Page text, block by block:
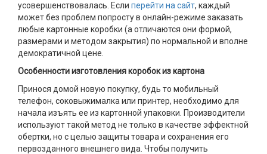
усовершенствовалась. Если перейти на сайт, каждый
может без проблем попросту в онлайн-режиме заказать
любые картонные коробки (а отличаются они формой,
размерами и методом закрытия) по нормальной и вполне
демократичной цене.
Особенности изготовления коробок из картона
Принося домой новую покупку, будь то мобильный
телефон, соковыжималка или принтер, необходимо для
начала изъять ее из картонной упаковки. Производители
используют такой метод не только в качестве эффектной
обертки, но с целью защиты товара и сохранения его
первозданного внешнего вида. Чтобы получить